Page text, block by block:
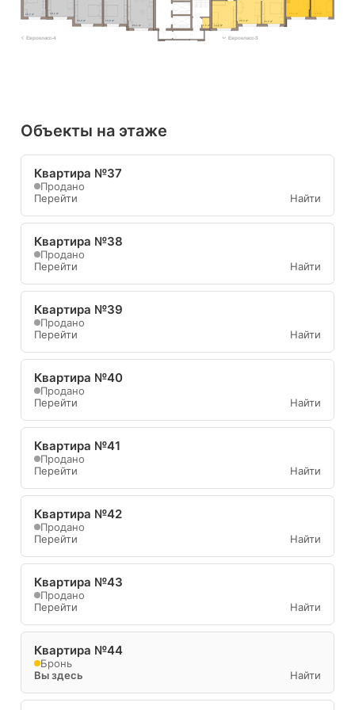
1,6 м²
23,1 м²
13,9 м²
18,1 м²
16,0 м²
16,7 м² 16,7 м² 14,8 м²
20,3 м²
13,2 м²
15,0 м²
Еврокласс-3
Еврокласс-4
Объекты на этаже
Квартира №37
Продано
Перейти
Найти
Квартира №38
Продано
Перейти
Найти
Квартира №39
Продано
Перейти
Найти
Квартира №40
Продано
Перейти
Найти
Квартира №41
Продано
Перейти
Найти
Квартира №42
Продано
Перейти
Найти
Квартира №43
Продано
Перейти
Найти
Квартира №44
Бронь
Вы здесь
Найти